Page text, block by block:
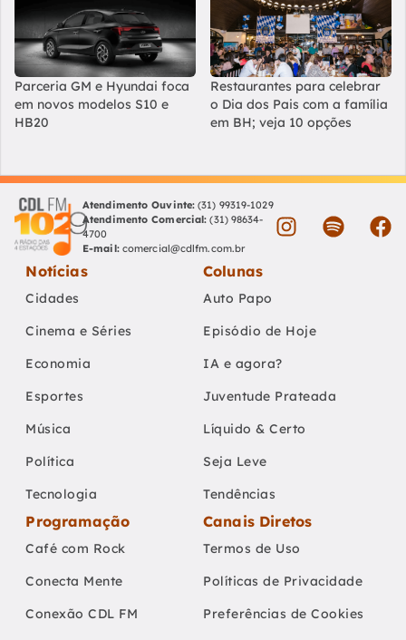
Parceria GM e Hyundai foca
em novos modelos S10 e
HB20
Restaurantes para celebrar
o Dia dos Pais com a família
em BH; veja 10 opções
Atendimento Ouvinte: (31) 99319-1029
Atendimento Comercial: (31) 98634-
4700
E-mail: comercial@cdlfm.com.br
Notícias
Cidades
Cinema e Séries
Economia
Esportes
Música
Política
Tecnologia
Colunas
Auto Papo
Episódio de Hoje
IA e agora?
Juventude Prateada
Líquido & Certo
Seja Leve
Tendências
Programação
Café com Rock
Conecta Mente
Conexão CDL FM
Canais Diretos
Termos de Uso
Políticas de Privacidade
Preferências de Cookies